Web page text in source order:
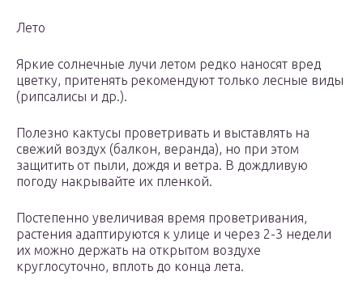
Лето
Яркие солнечные лучи летом редко наносят вред
цветку, притенять рекомендуют только лесные виды
(рипсалисы и др.).
Полезно кактусы проветривать и выставлять на
свежий воздух (балкон, веранда), но при этом
защитить от пыли, дождя и ветра. В дождливую
погоду накрывайте их пленкой.
Постепенно увеличивая время проветривания,
растения адаптируются к улице и через 2-3 недели
их можно держать на открытом воздухе
круглосуточно, вплоть до конца лета.